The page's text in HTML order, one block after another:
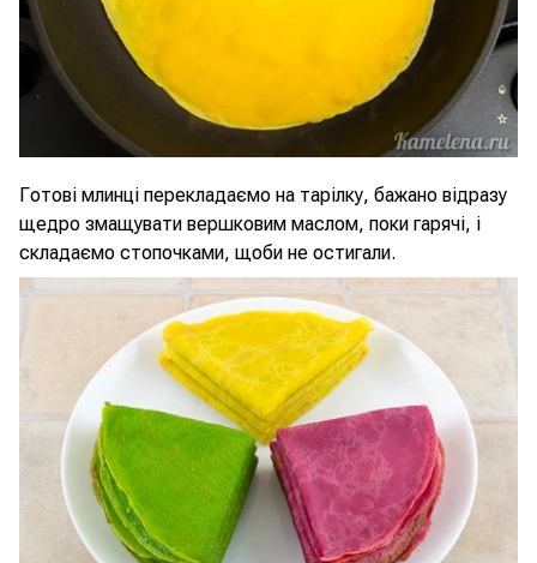
Готові млинці перекладаємо на тарілку, бажано відразу
щедро змащувати вершковим маслом, поки гарячі, і
складаємо стопочками, щоби не остигали.